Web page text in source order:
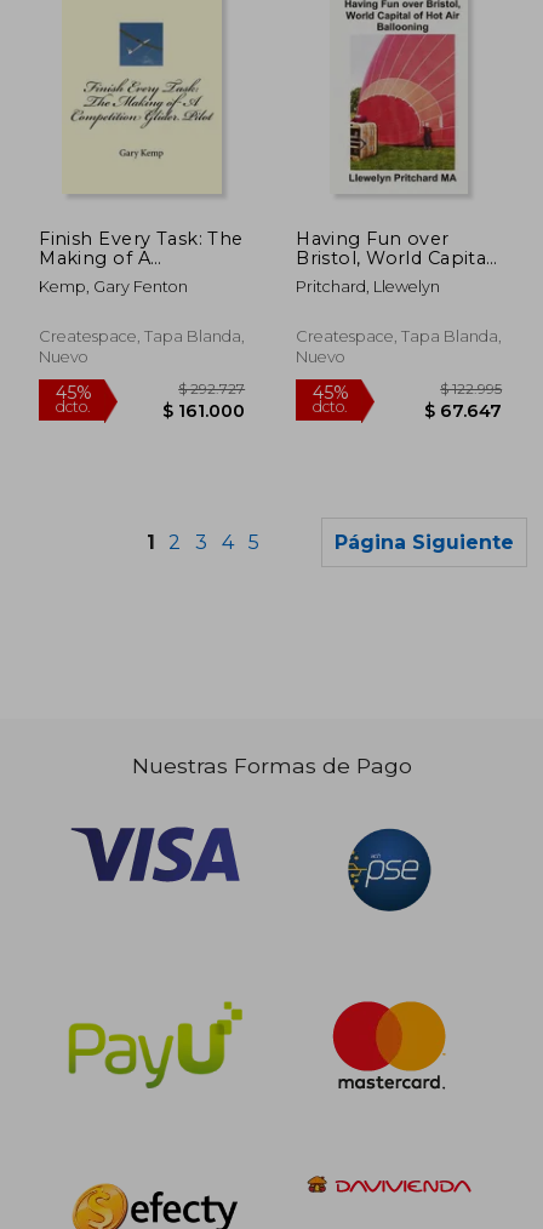
Finish Every Task: The
Making of A
Competition Glider
Pilot (en Inglés)
Kemp, Gary Fenton
Createspace, Tapa Blanda,
Nuevo
Having Fun over
Bristol, World Capital
of Hot Air Ballooning:
How many of these
you identify? (en
Yoruba)
Pritchard, Llewelyn
Createspace, Tapa Blanda,
Nuevo
1 2 3 4 5 Página Siguiente
Nuestras Formas de Pago